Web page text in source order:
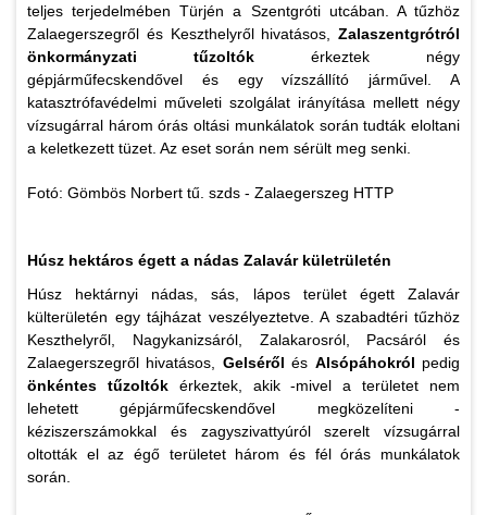
teljes terjedelmében Türjén a Szentgróti utcában. A tűzhöz
Zalaegerszegről és Keszthelyről hivatásos, Zalaszentgrótról
önkormányzati tűzoltók érkeztek négy
gépjárműfecskendővel és egy vízszállító járművel. A
katasztrófavédelmi műveleti szolgálat irányítása mellett négy
vízsugárral három órás oltási munkálatok során tudták eloltani
a keletkezett tüzet. Az eset során nem sérült meg senki.
Fotó: Gömbös Norbert tű. szds - Zalaegerszeg HTTP
Húsz hektáros égett a nádas Zalavár kületrületén
Húsz hektárnyi nádas, sás, lápos terület égett Zalavár
külterületén egy tájházat veszélyeztetve. A szabadtéri tűzhöz
Keszthelyről, Nagykanizsáról, Zalakarosról, Pacsáról és
Zalaegerszegről hivatásos, Gelsérőlés Alsópáhokról pedig
önkéntes tűzoltók érkeztek, akik -mivel a területet nem
lehetett gépjárműfecskendővel megközelíteni -
kéziszerszámokkal és zagyszivattyúról szerelt vízsugárral
oltották el az égő területet három és fél órás munkálatok
során.